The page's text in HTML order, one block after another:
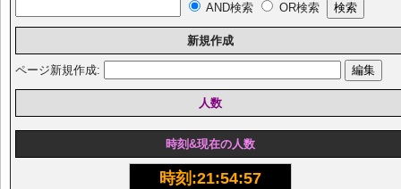
AND検索 OR検索
新規作成
ページ新規作成:
人数
時刻&現在の人数
時刻:21:54:57